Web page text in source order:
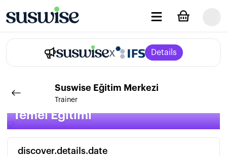
x Details
Suswise Eğitim Merkezi
Trainer
BRCGS Packaging/Ambalaj V6
Temel Eğitimi
discover.details.date